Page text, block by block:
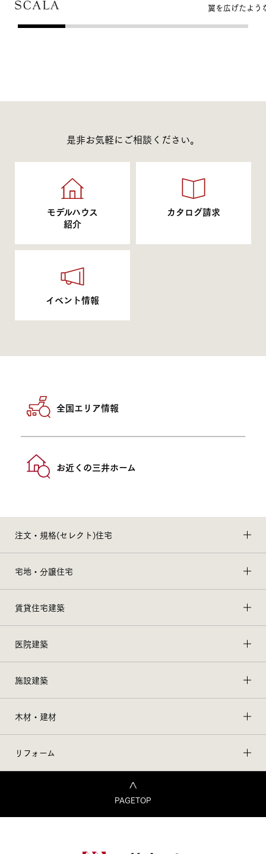
翼を広げたよう
是非お気軽にご相談ください。
モデルハウス
紹介
カタログ請求
イベント情報
全国エリア情報
お近くの三井ホーム
注文・規格(セレクト)住宅
宅地・分譲住宅
賃貸住宅建築
医院建築
施設建築
木材・建材
リフォーム
PAGETOP